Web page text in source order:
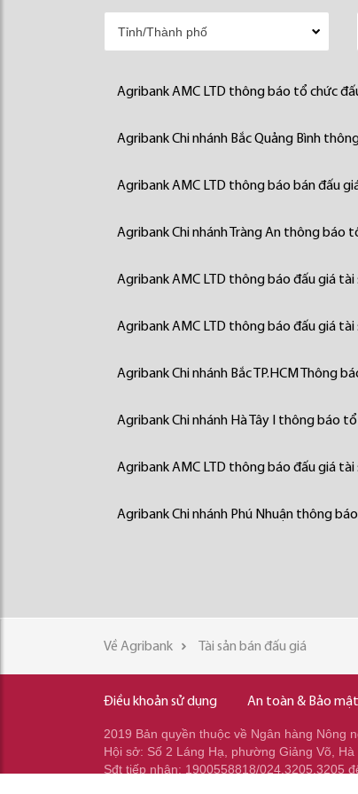
Agribank AMC LTD thông báo tổ chức
Agribank Chi nhánh Bắc Quảng Bình
Agribank AMC LTD thông báo bán đấu
Agribank Chi nhánh Tràng An thông báo
Agribank AMC LTD thông báo đấu giá tài
Agribank AMC LTD thông báo đấu giá tài
Agribank Chi nhánh Bắc TP.HCM Thông
Agribank Chi nhánh Hà Tây I thông báo
Agribank AMC LTD thông báo đấu giá tài
Agribank Chi nhánh Phú Nhuận thông
Về Agribank Tài sản bán đấu giá
Điều khoản sử dụng An toàn & Bảo mật
2019 Bản quyền thuộc về Ngân hàng Nông
Hội sở: Số 2 Láng Hạ, phường Giảng Võ, Hà
Sđt tiếp nhận: 1900558818/024.3205.3205